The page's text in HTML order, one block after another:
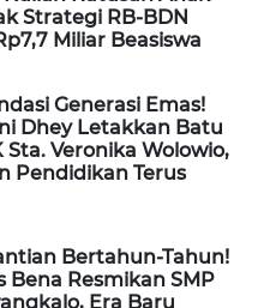
Strategi RB-BDN
Miliar Beasiswa
Generasi Emas!
Dhey Letakkan Batu
Sta. Veronika Wolowio,
Pendidikan Terus
Bertahun-Tahun!
Bena Resmikan SMP
Era Baru